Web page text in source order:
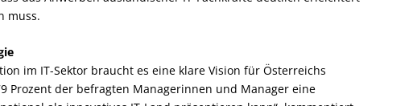
muss.
im IT-Sektor braucht es eine klare Vision für Österreichs
Prozent der befragten Managerinnen und Manager eine